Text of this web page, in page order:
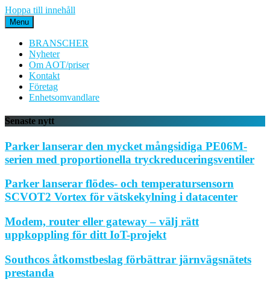
Hoppa till innehåll
Menu
BRANSCHER
Nyheter
Om AOT/priser
Kontakt
Företag
Enhetsomvandlare
Senaste nytt
Parker lanserar den mycket mångsidiga PE06M-
serien med proportionella tryckreduceringsventiler
Parker lanserar flödes- och temperatursensorn
SCVOT2 Vortex för vätskekylning i datacenter
Modem, router eller gateway – välj rätt
uppkoppling för ditt IoT-projekt
Southcos åtkomstbeslag förbättrar järnvägsnätets
prestanda